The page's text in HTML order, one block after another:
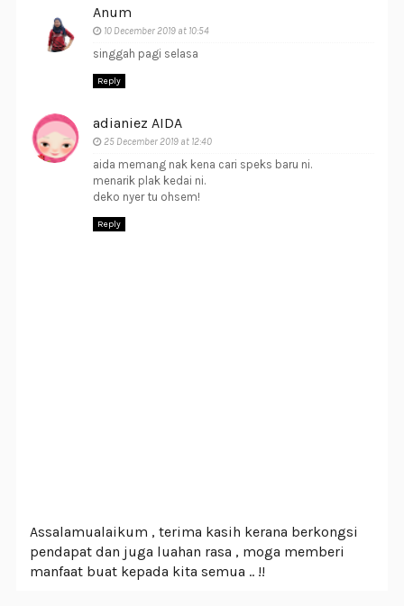
Anum
10 December 2019 at 10:54
singgah pagi selasa
Reply
adianiez AIDA
25 December 2019 at 12:40
aida memang nak kena cari speks baru ni.
menarik plak kedai ni.
deko nyer tu ohsem!
Reply
Assalamualaikum , terima kasih kerana berkongsi
pendapat dan juga luahan rasa , moga memberi
manfaat buat kepada kita semua .. !!